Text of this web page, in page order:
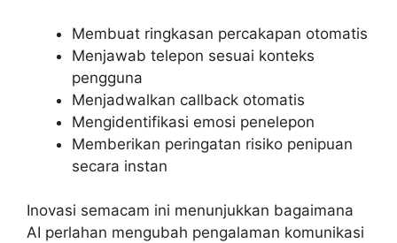
Membuat ringkasan percakapan otomatis
Menjawab telepon sesuai konteks
pengguna
Menjadwalkan callback otomatis
Mengidentifikasi emosi penelepon
Memberikan peringatan risiko penipuan
secara instan
Inovasi semacam ini menunjukkan bagaimana
AI perlahan mengubah pengalaman komunikasi